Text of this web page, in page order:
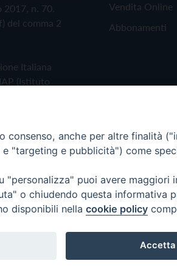
2017, n. 70.
del comma 2
Italiana
(Istituto
Vendita Online
Abbonamenti
anche per altre finalità
"targeting e pubblicità") come
puoi avere maggiori
o chiudendo questa informativa
disponibili nella cookie policy
Accetta